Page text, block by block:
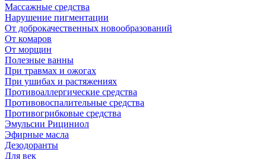
Массажные средства
Нарушение пигментации
От доброкачественных новообразований
От комаров
От морщин
Полезные ванны
При травмах и ожогах
При ушибах и растяжениях
Противоаллергические средства
Противовоспалительные средства
Противогрибковые средства
Эмульсии Рициниол
Эфирные масла
Дезодоранты
Для век